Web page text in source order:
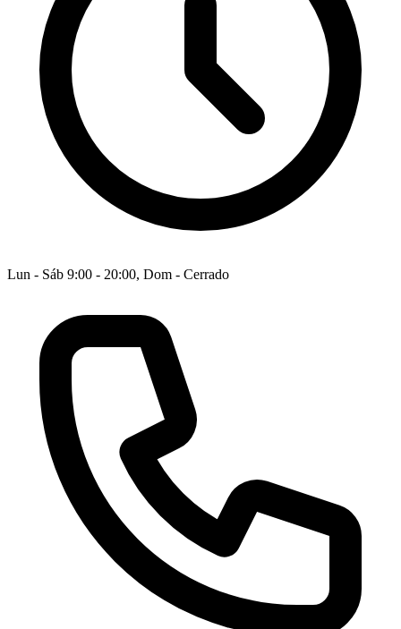
Lun - Sáb 9:00 - 20:00, Dom - Cerrado